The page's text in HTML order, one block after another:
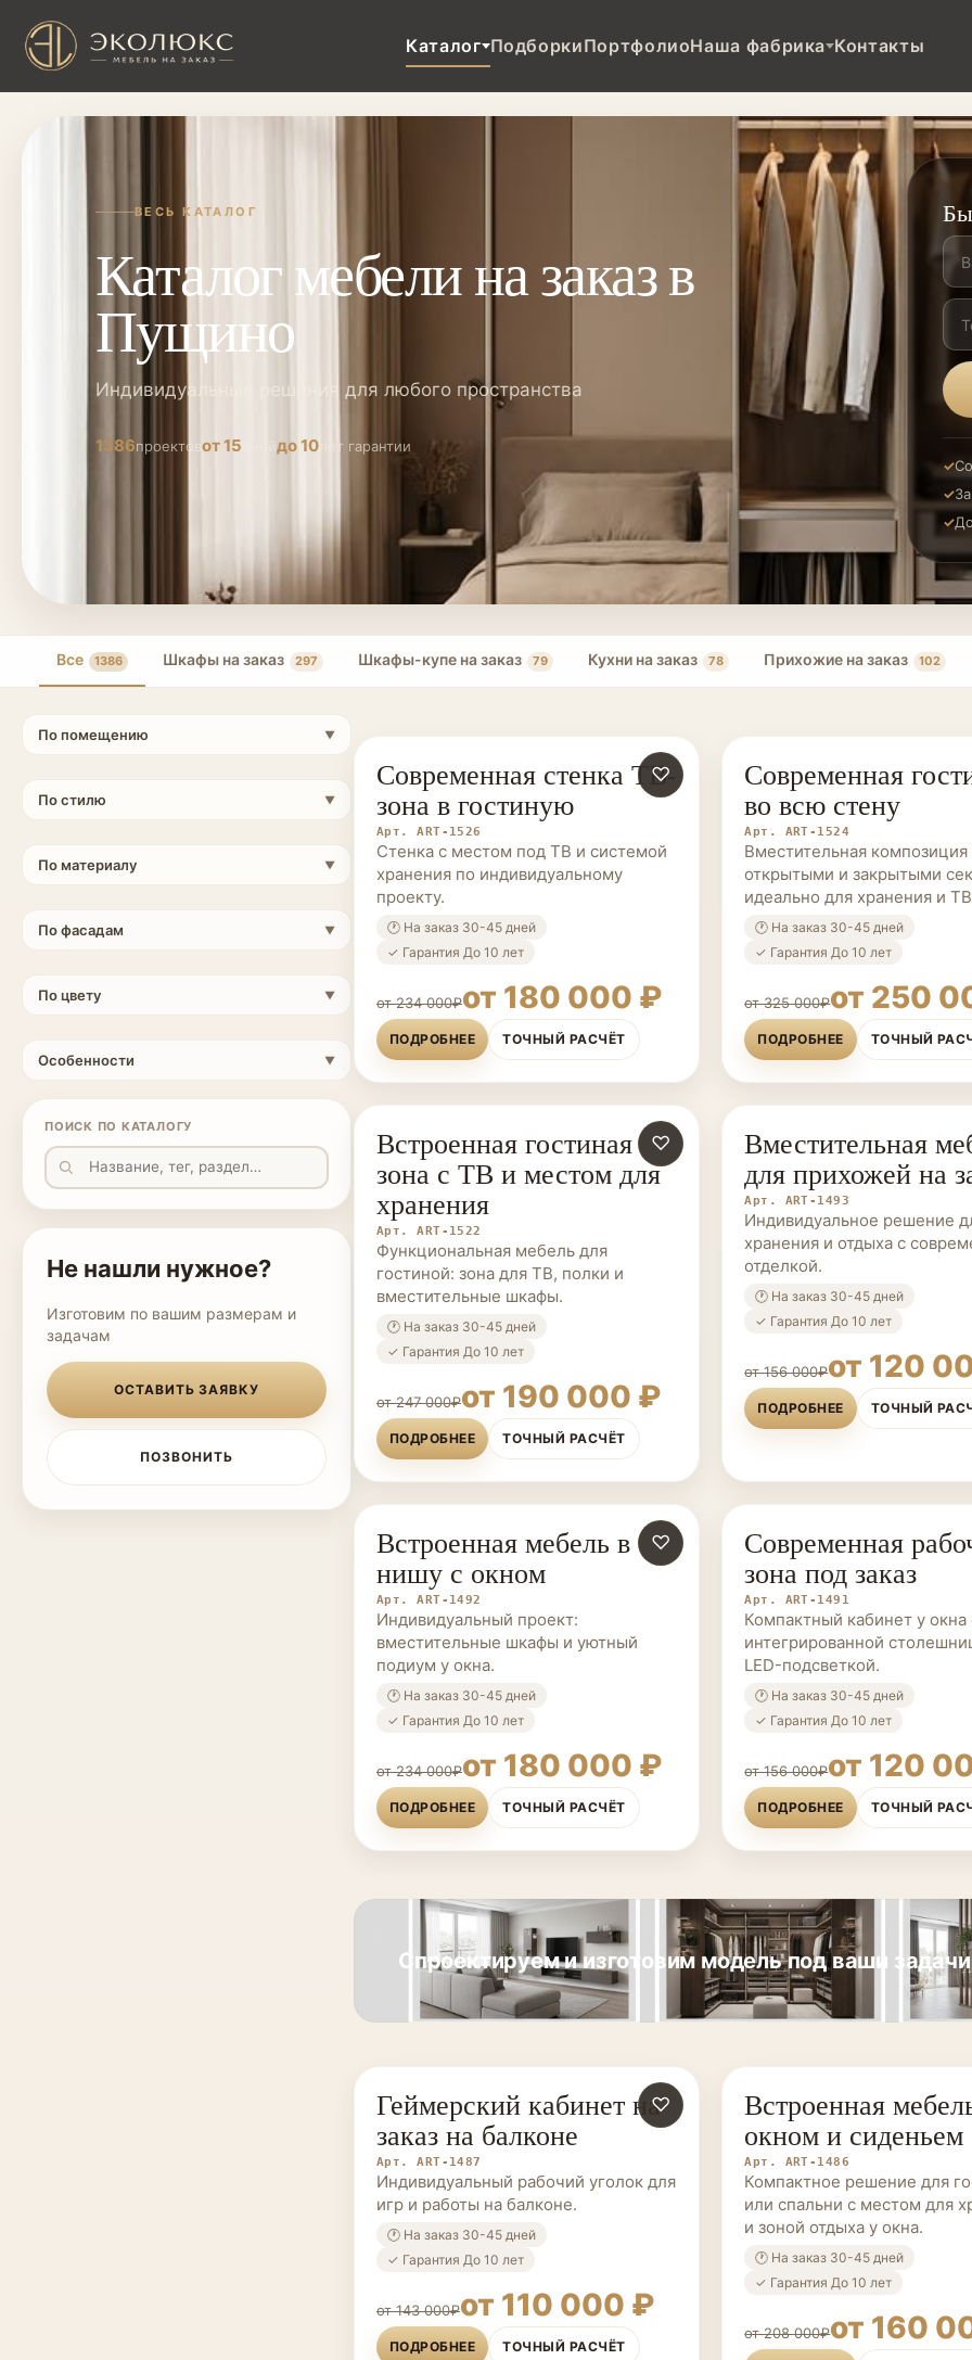
Каталог ПодборкиПортфолиоНаша фабрика Контакты
ВЕСЬ КАТАЛОГ
Каталог мебели на заказ в
Пущино
Индивидуальные решения для любого пространства
1386проектов от 15 до 10 лет гарантии
Все 1386 Шкафы на заказ 297 Шкафы-купе на заказ 79 Кухни на заказ 78 Прихожие на заказ 102
По помещению ▼
По стилю ▼
По материалу ▼
По фасадам ▼
По цвету ▼
Особенности ▼
ПОИСК ПО КАТАЛОГУ
Не нашли нужное?
Изготовим по вашим размерам и
задачам
ОСТАВИТЬ ЗАЯВКУ
ПОЗВОНИТЬ
МЕБЕЛЬ НА ЗАКАЗ ♡
Современная стенка ТВ-
зона в гостиную
Арт. ART-1526
Стенка с местом под ТВ и системой
хранения по индивидуальному
проекту.
🕐 На заказ 30-45 дней
✓ Гарантия До 10 лет
от 234 000₽от 180 000 ₽
ПОДРОБНЕЕ ТОЧНЫЙ РАСЧЁТ
МЕБЕЛЬ НА ЗАКАЗ
Современная
во всю стену
Арт. ART-1524
Вместительная композиция
открытыми и закрытыми
идеально для хранения и
🕐 На заказ 30-45 дней
✓ Гарантия До 10 лет
от 325 000₽от 250
ПОДРОБНЕЕ ТОЧНЫЙ
МЕБЕЛЬ НА ЗАКАЗ ♡
Встроенная гостиная
зона с ТВ и местом для
хранения
Арт. ART-1522
Функциональная мебель для
гостиной: зона для ТВ, полки и
вместительные шкафы.
🕐 На заказ 30-45 дней
✓ Гарантия До 10 лет
от 247 000₽от 190 000 ₽
ПОДРОБНЕЕ ТОЧНЫЙ РАСЧЁТ
МЕБЕЛЬ НА ЗАКАЗ
Вместительная
для прихожей на
Арт. ART-1493
Индивидуальное решение
хранения и отдыха с
отделкой.
🕐 На заказ 30-45 дней
✓ Гарантия До 10 лет
от 156 000₽от 120
ПОДРОБНЕЕ ТОЧНЫЙ
МЕБЕЛЬ НА ЗАКАЗ ♡
Встроенная мебель в
нишу с окном
Арт. ART-1492
Индивидуальный проект:
вместительные шкафы и уютный
подиум у окна.
🕐 На заказ 30-45 дней
✓ Гарантия До 10 лет
от 234 000₽от 180 000 ₽
ПОДРОБНЕЕ ТОЧНЫЙ РАСЧЁТ
МЕБЕЛЬ НА ЗАКАЗ
Современная
зона под заказ
Арт. ART-1491
Компактный кабинет у окна
интегрированной
LED-подсветкой.
🕐 На заказ 30-45 дней
✓ Гарантия До 10 лет
от 156 000₽от 120
ПОДРОБНЕЕ ТОЧНЫЙ
Спроектируем и изготовим модель под ваши задачи
МЕБЕЛЬ НА ЗАКАЗ ♡
Геймерский кабинет на
заказ на балконе
Арт. ART-1487
Индивидуальный рабочий уголок для
игр и работы на балконе.
🕐 На заказ 30-45 дней
✓ Гарантия До 10 лет
от 143 000₽от 110 000 ₽
ПОДРОБНЕЕ ТОЧНЫЙ РАСЧЁТ
МЕБЕЛЬ НА ЗАКАЗ
Встроенная
окном и сиденьем
Арт. ART-1486
Компактное решение для
или спальни с местом для
и зоной отдыха у окна.
🕐 На заказ 30-45 дней
✓ Гарантия До 10 лет
от 208 000₽от 160